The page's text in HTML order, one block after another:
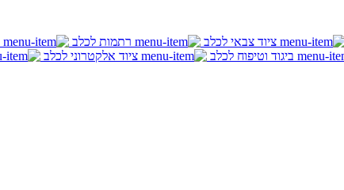
ציוד צבאי לכלב רתמות לכלב
ביגוד וטיפוח לכלב ציוד אלקטרוני לכלב